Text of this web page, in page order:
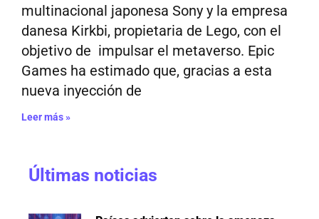
multinacional japonesa Sony y la empresa
danesa Kirkbi, propietaria de Lego, con el
objetivo de impulsar el metaverso. Epic
Games ha estimado que, gracias a esta
nueva inyección de
Leer más »
Últimas noticias